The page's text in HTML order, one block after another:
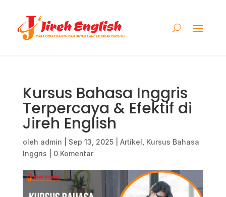
Kursus Bahasa Inggris
Terpercaya & Efektif di
Jireh English
oleh admin Sep 13, 2025| Artikel Kursus Bahasa
Inggris
0 Komentar